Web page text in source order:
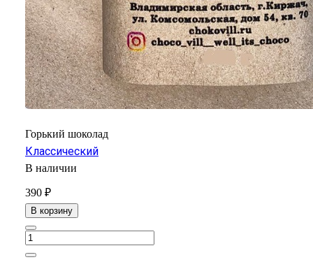
Горький шоколад
Классический
В наличии
390 ₽
В корзину